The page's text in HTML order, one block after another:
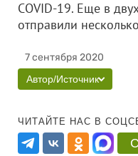
COVID-19. Еще в
отправили
7 сентября 2020
Автор/Источник
ЧИТАЙТЕ НАС В